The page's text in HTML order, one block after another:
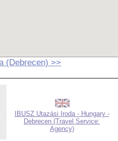
(Debrecen) >>
IBUSZ Utazási Iroda - Hungary -
Debrecen (Travel Service:
Agency)